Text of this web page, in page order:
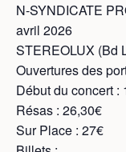
N-SYNDICATE
avril 2026
STEREOLUX (Bd
Ouvertures des
Début du concert :
Résas : 26,30€
Sur Place : 27€